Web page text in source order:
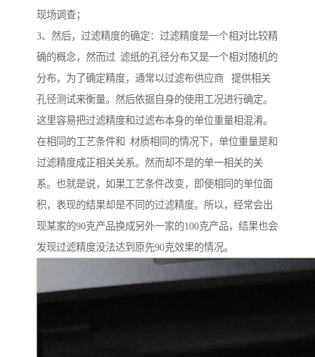
现场调查；
3、然后，过滤精度的确定：过滤精度是一个相对比较精
确的概念，然而过 滤纸的孔径分布又是一个相对随机的
分布，为了确定精度，通常以过滤布供应商 提供相关
孔径测试来衡量。然后依据自身的使用工况进行确定。
这里容易把过滤精度和过滤布本身的单位重量相混淆。
在相同的工艺条件和 材质相同的情况下，单位重量是和
过滤精度成正相关关系。然而却不是的单一相关的关
系。也就是说，如果工艺条件改变，即使相同的单位面
积，表现的结果却是不同的过滤精度。所以，经常会出
现某家的90克产品换成另外一家的100克产品，结果也会
发现过滤精度没法达到原先90克效果的情况。